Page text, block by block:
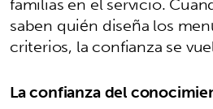
saben quién diseña los
criterios, la confianza se
La confianza del